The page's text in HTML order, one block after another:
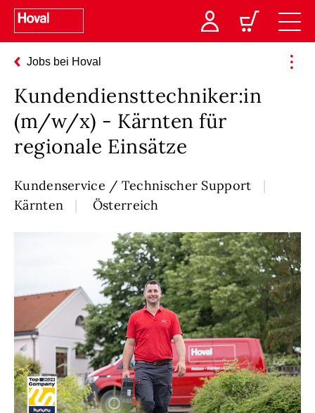
Jobs bei Hoval
Kundendiensttechniker:in
(m/w/x) - Kärnten für
regionale Einsätze
Kundenservice / Technischer Support
Kärnten
Österreich